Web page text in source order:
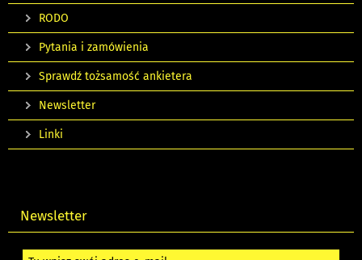
RODO
Pytania i zamówienia
Sprawdź tożsamość ankietera
Newsletter
Linki
Newsletter